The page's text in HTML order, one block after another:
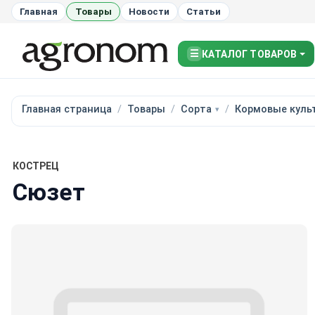
Главная Товары Новости Статьи
☰ КАТАЛОГ ТОВАРОВ
Главная страница Товары Сорта Кормовые
КОСТРЕЦ
Сюзет